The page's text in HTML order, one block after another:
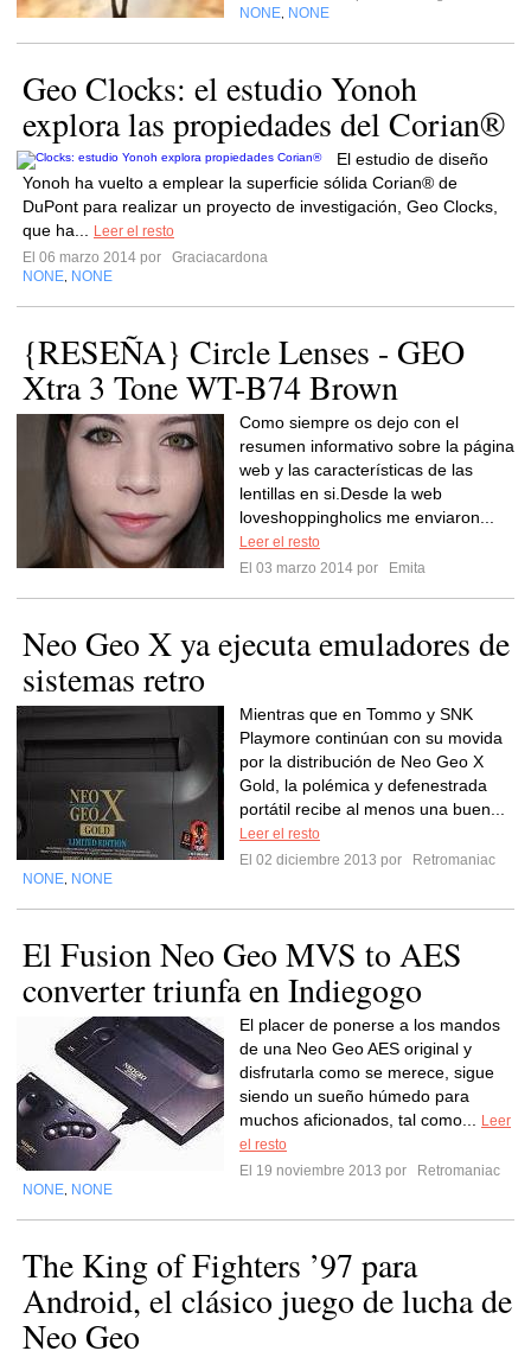
NONE NONE
Geo Clocks: el estudio Yonoh
explora las propiedades del Corian®
El estudio de diseño
Yonoh ha vuelto a emplear la superficie sólida Corian® de
DuPont para realizar un proyecto de investigación, Geo Clocks,
que ha...
Leer el resto
El 06 marzo 2014 por
Graciacardona
NONE NONE
{RESEÑA} Circle Lenses - GEO
Xtra 3 Tone WT-B74 Brown
Como siempre os dejo con el
resumen informativo sobre la página
web y las características de las
lentillas en si.Desde la web
loveshoppingholics me enviaron...
Leer el resto
El 03 marzo 2014 por
Emita
Neo Geo X ya ejecuta emuladores de
sistemas retro
Mientras que en Tommo y SNK
Playmore continúan con su movida
por la distribución de Neo Geo X
Gold, la polémica y defenestrada
portátil recibe al menos una buen...
Leer el resto
El 02 diciembre 2013 por
Retromaniac
NONE NONE
El Fusion Neo Geo MVS to AES
converter triunfa en Indiegogo
El placer de ponerse a los mandos
de una Neo Geo AES original y
disfrutarla como se merece, sigue
siendo un sueño húmedo para
muchos aficionados, tal como...
Leer
el resto
El 19 noviembre 2013 por
Retromaniac
NONE NONE
The King of Fighters ’97 para
Android, el clásico juego de lucha de
Neo Geo